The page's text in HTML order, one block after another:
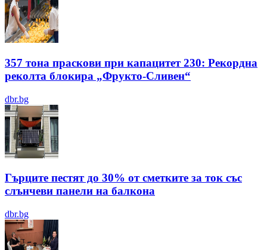
357 тона праскови при капацитет 230: Рекордна
реколта блокира „Фрукто-Сливен“
dbr.bg
Гърците пестят до 30% от сметките за ток със
слънчеви панели на балкона
dbr.bg